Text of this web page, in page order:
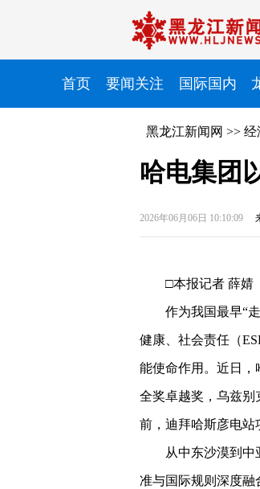
首页 要闻关注 国际国内
黑龙江新闻网 >> 经
哈电集团
2026年06月06日 10:10:09
□本报记者 薛婧
作为我国最早“
健康、社会责任（
能使命作用。近日，
全奖卓越奖，乌兹别
前，迪拜哈斯彦电站
从中东沙漠到
准与国际规则深度融